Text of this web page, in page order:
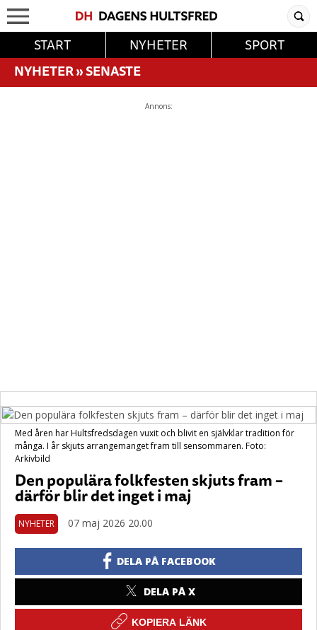
START NYHETER
SPORT
NYHETER»SENASTE
Annons:
Med åren har Hultsfredsdagen vuxit och blivit en självklar tradition för
många. I år skjuts arrangemanget fram till sensommaren. Foto:
Arkivbild
Den populära folkfesten skjuts fram –
därför blir det inget i maj
NYHETER 07 maj 2026 20.00
DELA PÅ FACEBOOK
DELA PÅ X
KOPIERA LÄNK